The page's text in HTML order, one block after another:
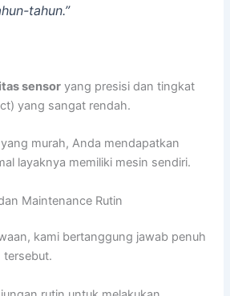
tahun.”
sensor yang presisi dan tingkat
yang sangat rendah.
murah, Anda mendapatkan
layaknya memiliki mesin sendiri.
Maintenance Rutin
kami bertanggung jawab penuh
tersebut.